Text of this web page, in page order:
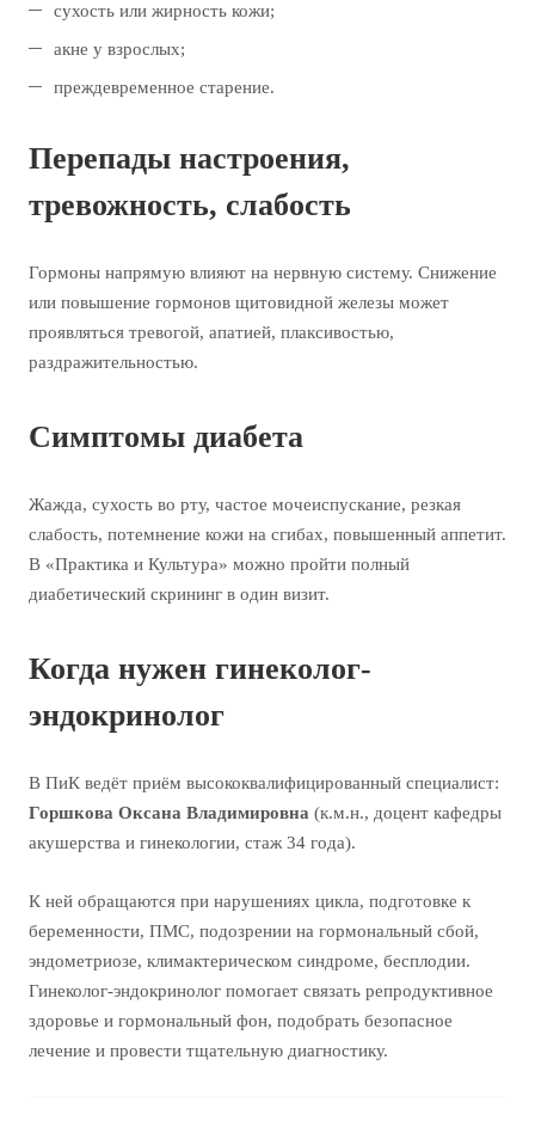
сухость или жирность кожи;
акне у взрослых;
преждевременное старение.
Перепады настроения,
тревожность, слабость
Гормоны напрямую влияют на нервную систему. Снижение
или повышение гормонов щитовидной железы может
проявляться тревогой, апатией, плаксивостью,
раздражительностью.
Симптомы диабета
Жажда, сухость во рту, частое мочеиспускание, резкая
слабость, потемнение кожи на сгибах, повышенный аппетит.
В «Практика и Культура» можно пройти полный
диабетический скрининг в один визит.
Когда нужен гинеколог-
эндокринолог
В ПиК ведёт приём высококвалифицированный специалист:
Горшкова Оксана Владимировна (к.м.н., доцент кафедры
акушерства и гинекологии, стаж 34 года).
К ней обращаются при нарушениях цикла, подготовке к
беременности, ПМС, подозрении на гормональный сбой,
эндометриозе, климактерическом синдроме, бесплодии.
Гинеколог-эндокринолог помогает связать репродуктивное
здоровье и гормональный фон, подобрать безопасное
лечение и провести тщательную диагностику.